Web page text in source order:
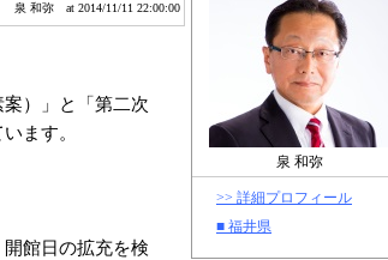
泉 和弥
>> 詳細プロフィール
■ 福井県
泉 和弥 at 2014/11/11 22:00:00
）」と「第二次
ます。
館日の拡充を検